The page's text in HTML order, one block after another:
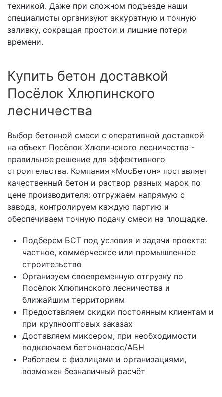
техникой. Даже при сложном подъезде наши
специалисты организуют аккуратную и точную
заливку, сокращая простои и лишние потери
времени.
Купить бетон доставкой
Посёлок Хлюпинского
лесничества
Выбор бетонной смеси с оперативной доставкой
на объект Посёлок Хлюпинского лесничества -
правильное решение для эффективного
строительства. Компания «МосБетон» поставляет
качественный бетон и раствор разных марок по
цене производителя: отгружаем напрямую с
завода, контролируем каждую партию и
обеспечиваем точную подачу смеси на площадке.
Подберем БСТ под условия и задачи проекта:
частное, коммерческое или промышленное
строительство
Организуем своевременную отгрузку по
Посёлок Хлюпинского лесничества и
ближайшим территориям
Предоставляем скидки постоянным клиентам и
при крупнооптовых заказах
Доставляем миксером, при необходимости
подключаем бетононасос/АБН
Работаем с физлицами и организациями,
возможен безналичный расчёт